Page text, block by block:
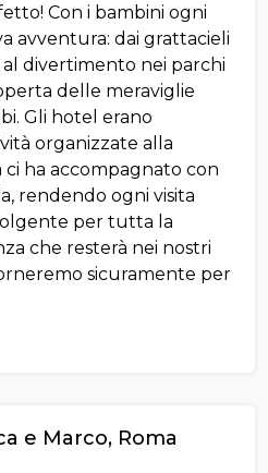
Con i bambini ogni
avventura: dai grattacieli
divertimento nei parchi
delle meraviglie
Gli hotel erano
organizzate alla
ci ha accompagnato con
rendendo ogni visita
per tutta la
che resterà nei nostri
sicuramente per
e Marco, Roma